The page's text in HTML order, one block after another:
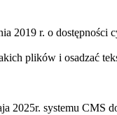
2019 r. o dostępności
plików i osadzać
2025r. systemu CMS